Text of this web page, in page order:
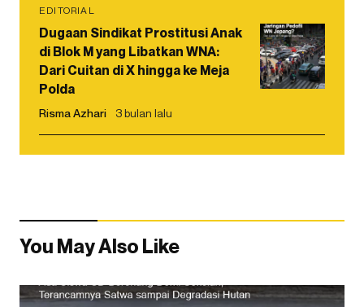
EDITORIAL
Dugaan Sindikat Prostitusi Anak
di Blok M yang Libatkan WNA:
Dari Cuitan di X hingga ke Meja
Polda
Risma Azhari 3 bulan lalu
You May Also Like